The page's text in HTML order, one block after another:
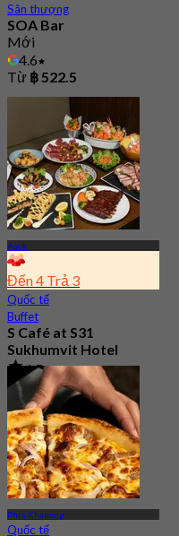
Sân thượng
SOA Bar
Mới
4.6
Từ ฿ 522.5
Asok
Đến 4 Trả 3
Quốc tế
Buffet
S Café at S31
Sukhumvit Hotel
4.5
7.9K Đã đặt chỗ
Từ฿ 550
Phra Khanong
Quốc tế